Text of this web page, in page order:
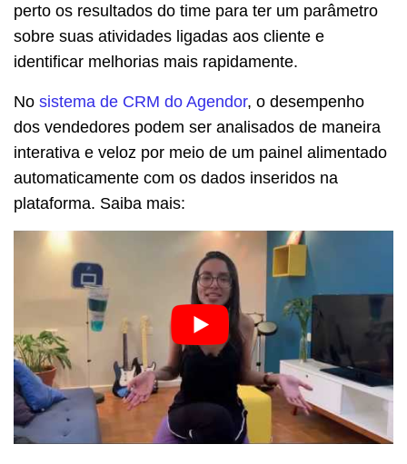
perto os resultados do time para ter um parâmetro
sobre suas atividades ligadas aos cliente e
identificar melhorias mais rapidamente.
No sistema de CRM do Agendor, o desempenho
dos vendedores podem ser analisados de maneira
interativa e veloz por meio de um painel alimentado
automaticamente com os dados inseridos na
plataforma. Saiba mais: